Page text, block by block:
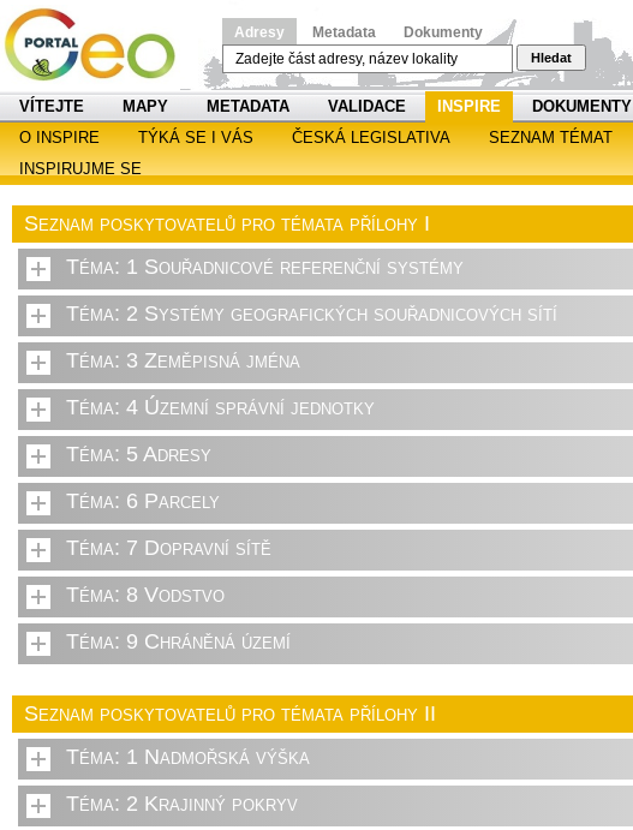
Adresy Metadata Dokumenty
Hledat
VÍTEJTE MAPY METADATA VALIDACE INSPIRE DOKUMENTY
O INSPIRE
TÝKÁ SE I VÁS ČESKÁ LEGISLATIVA SEZNAM TÉMAT
INSPIRUJME SE
Seznam poskytovatelů pro témata přílohy I
Téma: 1 Souřadnicové referenční systémy
Téma: 2 Systémy geografických souřadnicových sítí
Téma: 3 Zeměpisná jména
Téma: 4 Územní správní jednotky
Téma: 5 Adresy
Téma: 6 Parcely
Téma: 7 Dopravní sítě
Téma: 8 Vodstvo
Téma: 9 Chráněná území
Seznam poskytovatelů pro témata přílohy II
Téma: 1 Nadmořská výška
Téma: 2 Krajinný pokryv